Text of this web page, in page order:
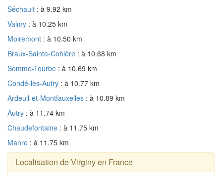
Séchault : à 9.92 km
Valmy : à 10.25 km
Moiremont : à 10.50 km
Braux-Sainte-Cohière : à 10.68 km
Somme-Tourbe : à 10.69 km
Condé-lès-Autry : à 10.77 km
Ardeuil-et-Montfauxelles : à 10.89 km
Autry : à 11.74 km
Chaudefontaine : à 11.75 km
Manre : à 11.75 km
Localisation de Virginy en France